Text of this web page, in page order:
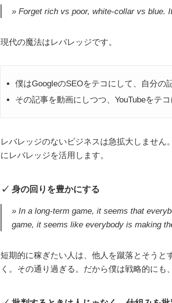
Forget rich vs poor, white-collar vs blue.
現代の魔法はレバレッジです。
僕はGoogleのSEOをテコにして、自分の
その記事を動画にしつつ、YouTubeをテ
レバレッジのないビジネスは急拡大しませ
にレバレッジを活用します。
身の回りを豊かにする
In a long-term game, it seems that
game, it seems like everybody is making
短期的に稼ぎたい人は、他人を蹴落とそうと
く。その通り過ぎる。だから僕は戦略的にも